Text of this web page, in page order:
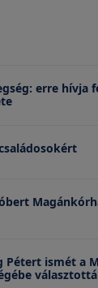
erre hívja
Pétert ismét a